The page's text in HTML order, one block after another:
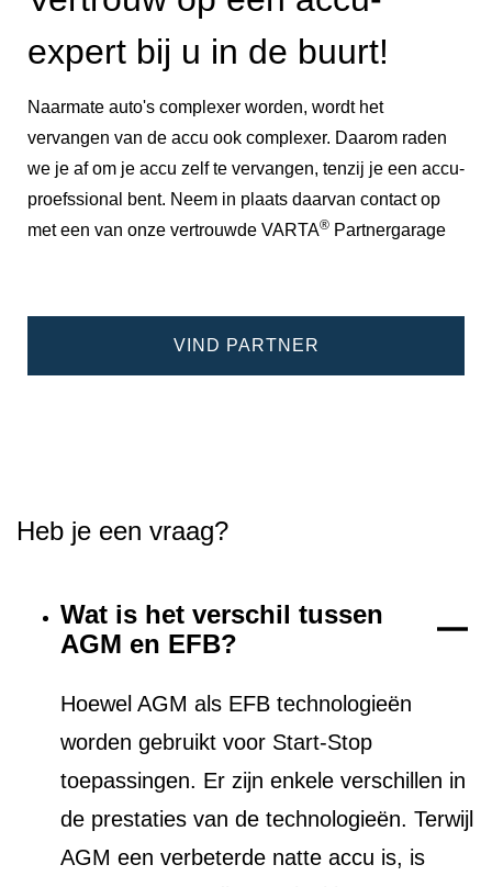
expert bij u in de buurt!
Naarmate auto's complexer worden, wordt het
vervangen van de accu ook complexer. Daarom raden
we je af om je accu zelf te vervangen, tenzij je een accu-
proefssional bent. Neem in plaats daarvan contact op
met een van onze vertrouwde VARTA® Partnergarage
VIND PARTNER
Heb je een vraag?
Wat is het verschil tussen
AGM en EFB?
Hoewel AGM als EFB technologieën
worden gebruikt voor Start-Stop
toepassingen. Er zijn enkele verschillen in
de prestaties van de technologieën. Terwijl
AGM een verbeterde natte accu is, is